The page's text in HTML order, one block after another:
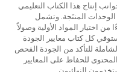
إنتاج هذا الكتاب التعليمي
المنتَجة. وتشمل
اختيار المواد الأولية وصولاً
كل كتاب معايير الجودة
للتأكد من الجودة الفحص
للحفاظ على المعايير